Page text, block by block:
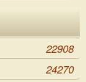
22908
24270